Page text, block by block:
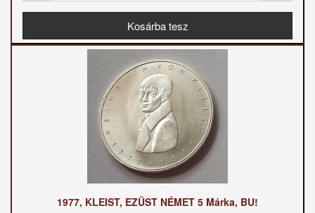
1977, KLEIST, EZÜST NÉMET 5 Márka, BU!